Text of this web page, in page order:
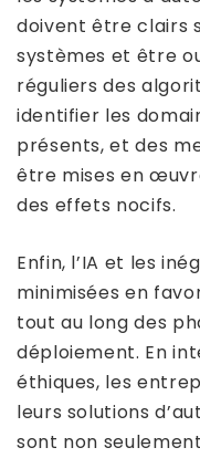
doivent être clairs
systèmes et être
réguliers des
identifier les
présents, et des
être mises en
des effets nocifs.
Enfin, l’IA et les
minimisées en
tout au long des
déploiement. En
éthiques, les
leurs solutions
sont non